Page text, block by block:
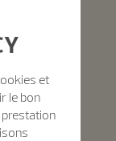
et
le bon